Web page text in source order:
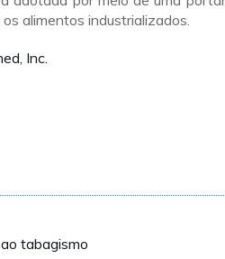
alimentos industrializados.
Inc.
tabagismo